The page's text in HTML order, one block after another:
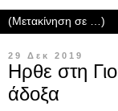
29 Δεκ 2019
Ηρθε στη
άδοξα